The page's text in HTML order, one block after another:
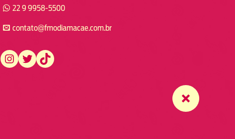
22 9 9958-5500
contato@fmodiamacae.com.br
https://www.instagram.com/fmodia.macae/ https://twitter.com/fmodia.macae/ https://www.tiktok.com/@fmodia.macae